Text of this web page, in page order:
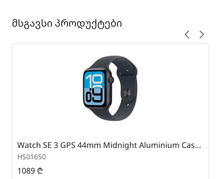
მსგავსი პროდუქტები
Watch SE 3 GPS 44mm Midnight Aluminium Case with Midnight Sport Band - M/L
HS01650
1089 ₾